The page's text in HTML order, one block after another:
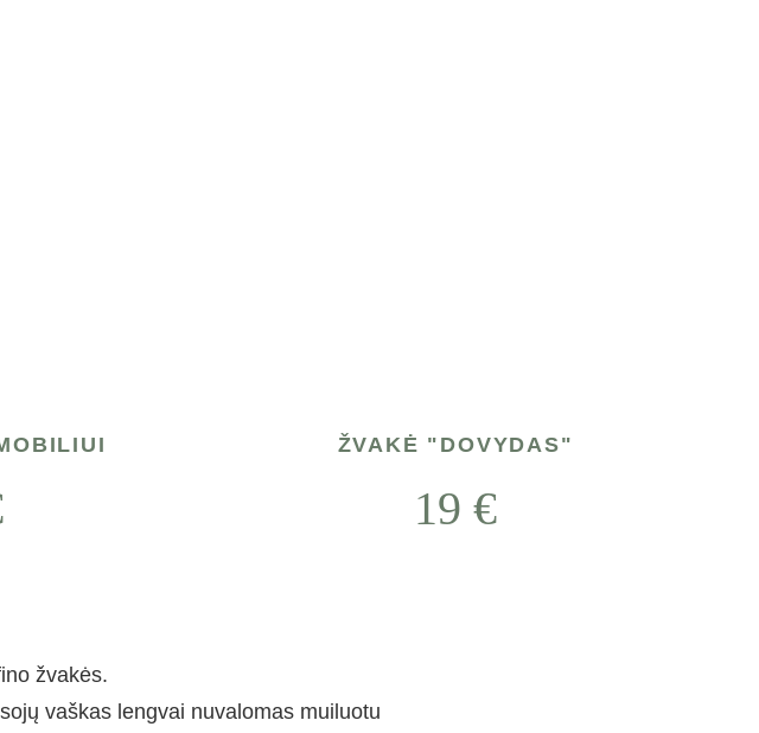
ŽVAKĖ "DOVYDAS"
19 €
žvakės.
vaškas lengvai nuvalomas muiluotu